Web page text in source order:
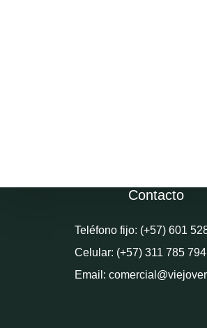
Contacto
Teléfono fijo: (+57) 601
Celular: (+57) 311 785
Email: